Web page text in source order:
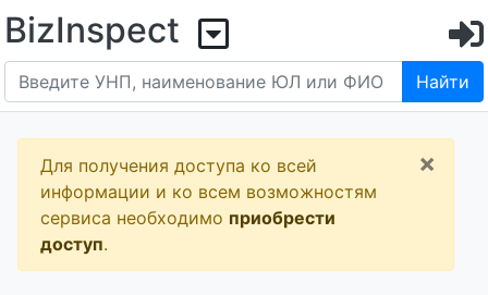
BizInspect
Найти
Для получения доступа ко всей
информации и ко всем возможностям
сервиса необходимо приобрести
доступ.
×